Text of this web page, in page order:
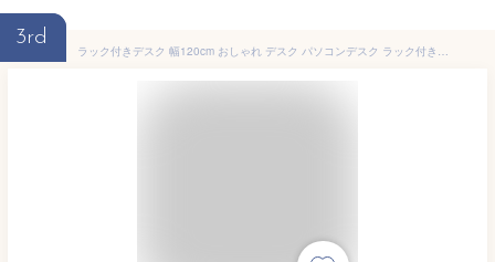
3rd
ラック付きデスク 幅120cm おしゃれ デスク パソコンデスク ラック付き pcデスク 学習デスク 書斎机 引き出し 収納付き 棚付き テレワーク 在宅ワーク スリム 省スペース 北欧 木製 モダン ウォールナット ホワイト 白 iwp-120 works